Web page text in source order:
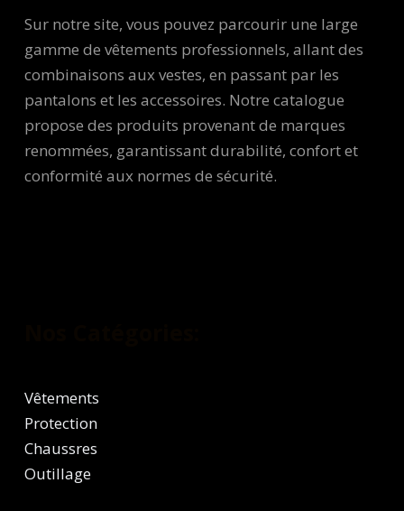
Sur notre site, vous pouvez parcourir une large
gamme de vêtements professionnels, allant des
combinaisons aux vestes, en passant par les
pantalons et les accessoires. Notre catalogue
propose des produits provenant de marques
renommées, garantissant durabilité, confort et
conformité aux normes de sécurité.
Vêtements
Protection
Chaussres
Outillage